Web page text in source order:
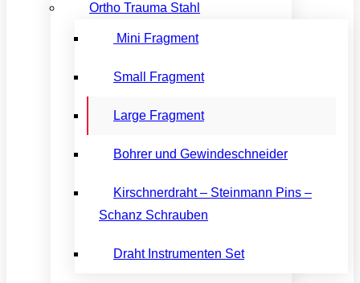
Ortho Trauma Stahl
Mini Fragment
Small Fragment
Large Fragment
Bohrer und Gewindeschneider
Kirschnerdraht – Steinmann Pins –
Schanz Schrauben
Draht Instrumenten Set